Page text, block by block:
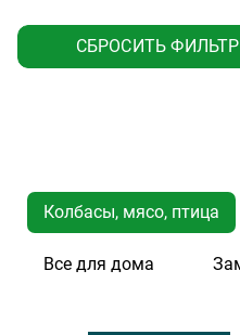
Actimuno
Affetto
Agama
Agora Yachting
СБРОСИТЬ ФИЛЬТР
Колбасы, мясо, птица
Все для дома